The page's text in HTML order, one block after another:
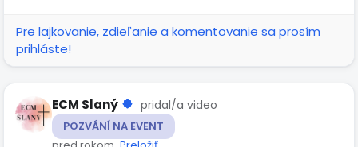
Pre lajkovanie, zdieľanie a komentovanie sa prosím
prihláste!
ECM Slaný pridal/a video
POZVÁNÍ NA EVENT